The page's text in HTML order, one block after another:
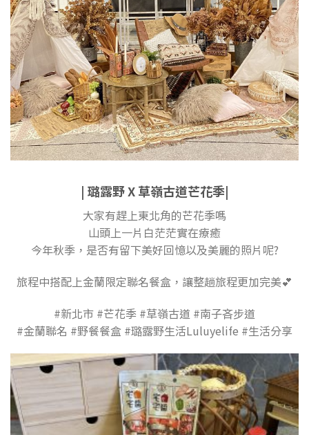
| 璐露野 X 草嶺古道芒花季|
大家有趕上東北角的芒花季嗎
山頭上一片白茫茫實在療癒
今年秋季，是否有留下美好回憶以及美麗的照片呢?
旅程中搭配上金蘭限定聯名餐盒，讓整趟旅程更加完美💕
#新北市 #芒花季 #草嶺古道 #南子吝步道
#金蘭聯名 #野餐餐盒 #璐露野生活Luluyelife #生活分享